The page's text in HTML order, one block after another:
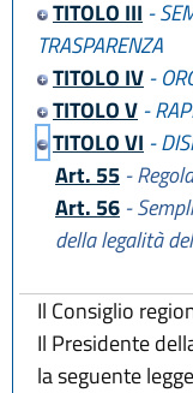
TITOLO III -
TRASPARENZA
TITOLO IV-
TITOLO V-
TITOLO VI -
Art. 55 -
Art. 56 -
della legalità
Il Consiglio
Il Presidente
la seguente